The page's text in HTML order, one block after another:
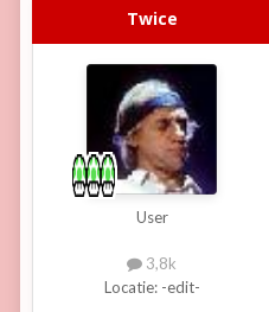
Twice
User
3,8k
Locatie: -edit-